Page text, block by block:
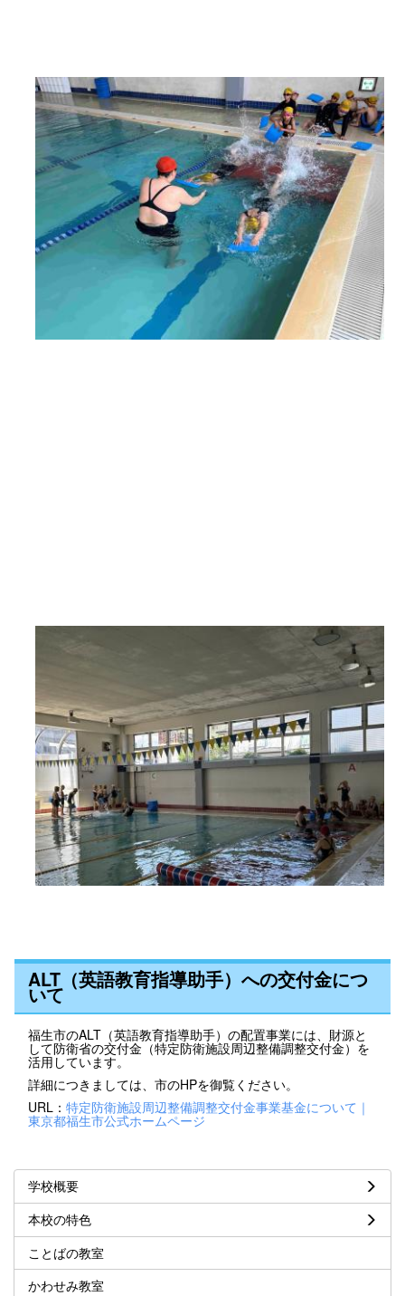
ALT（英語教育指導助手）への交付金につ
いて
福生市のALT（英語教育指導助手）の配置事業には、財源と
して防衛省の交付金（特定防衛施設周辺整備調整交付金）を
活用しています。
詳細につきましては、市のHPを御覧ください。
URL： 特定防衛施設周辺整備調整交付金事業基金について｜
東京都福生市公式ホームページ
学校概要
本校の特色
ことばの教室
かわせみ教室